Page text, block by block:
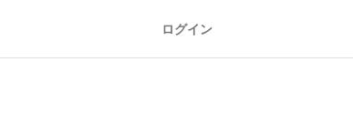
ログイン